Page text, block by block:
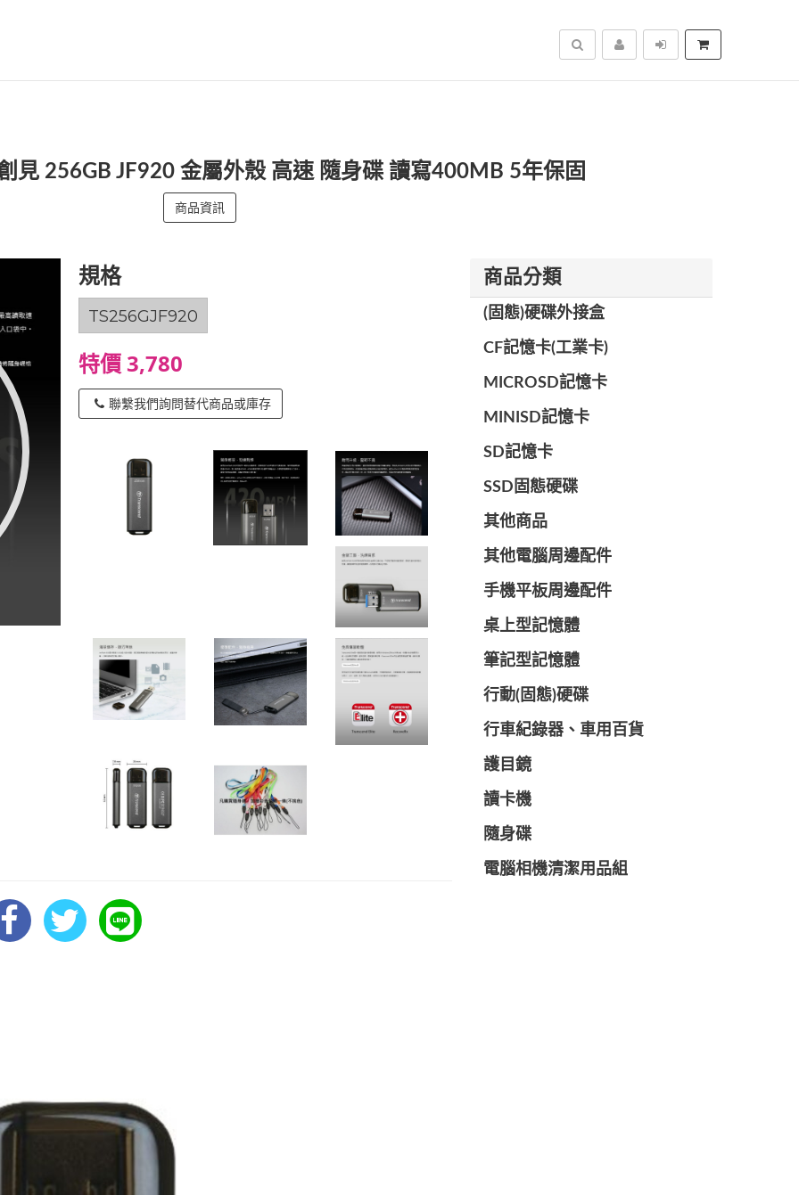
搜尋
見 256GB JF920 金屬外殼 高速 隨身碟 讀寫400MB 5年保固
商品資訊
規格
TS256GJF920
特價 3,780
聯繫我們詢問替代商品或庫存
商品分類
(固態)硬碟外接盒
CF記憶卡(工業卡)
MICROSD記憶卡
MINISD記憶卡
SD記憶卡
SSD固態硬碟
其他商品
其他電腦周邊配件
手機平板周邊配件
桌上型記憶體
筆記型記憶體
行動(固態)硬碟
行車紀錄器、車用百貨
護目鏡
讀卡機
隨身碟
電腦相機清潔用品組